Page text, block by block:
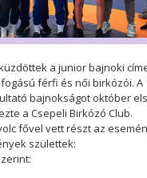
a junior bajnoki
férfi és női birkózói. A
bajnokságot október
a Csepeli Birkózó Club.
fővel vett részt az
születtek: